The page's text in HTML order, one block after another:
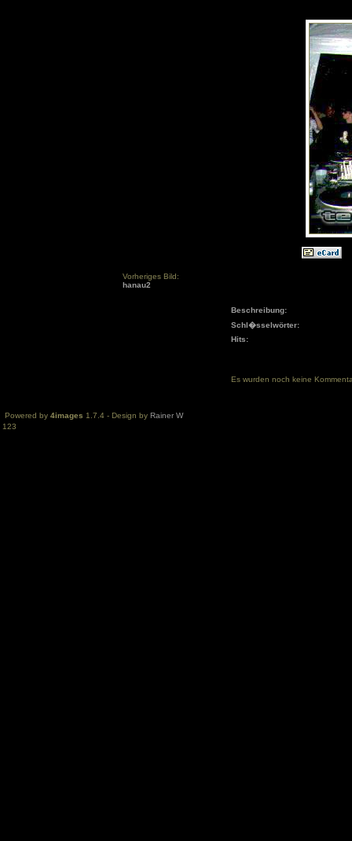
Vorheriges Bild:
hanau2
Beschreibung:
Schl�sselwörter:
Hits:
Es wurden noch keine
Powered by 4images 1.7.4 - Design by Rainer W
123